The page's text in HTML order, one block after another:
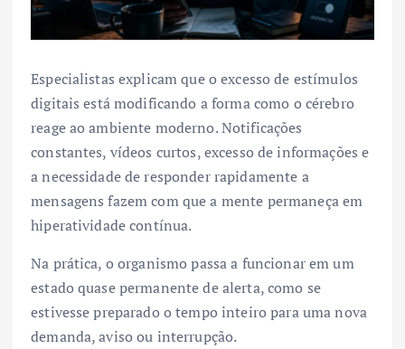
Especialistas explicam que o excesso de estímulos
digitais está modificando a forma como o cérebro
reage ao ambiente moderno. Notificações
constantes, vídeos curtos, excesso de informações e
a necessidade de responder rapidamente a
mensagens fazem com que a mente permaneça em
hiperatividade contínua.
Na prática, o organismo passa a funcionar em um
estado quase permanente de alerta, como se
estivesse preparado o tempo inteiro para uma nova
demanda, aviso ou interrupção.